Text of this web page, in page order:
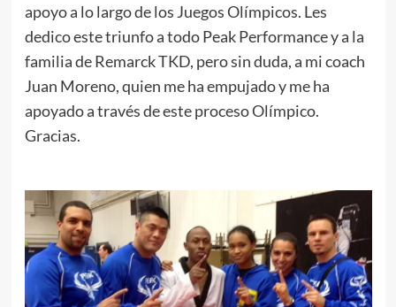
apoyo a lo largo de los Juegos Olímpicos. Les
dedico este triunfo a todo Peak Performance y a la
familia de Remarck TKD, pero sin duda, a mi coach
Juan Moreno, quien me ha empujado y me ha
apoyado a través de este proceso Olímpico.
Gracias.